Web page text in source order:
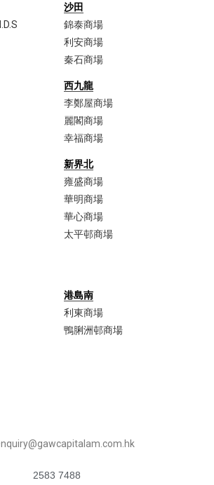
沙田
錦泰商場
利安商場
秦石商場
西九龍
李鄭屋商場​
麗閣商場
幸福商場
新界北
雍盛商場
華明商場
華心商場
太平邨商場
港島南
利東商場
鴨脷洲邨商場
2583 7488